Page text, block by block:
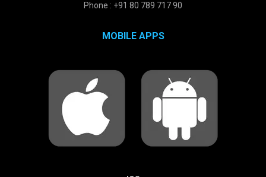
Phone : +91 80 789 717 90
MOBILE APPS